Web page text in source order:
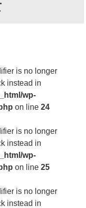
is no longer
instead in
wp-
on line24
is no longer
instead in
wp-
on line25
is no longer
instead in